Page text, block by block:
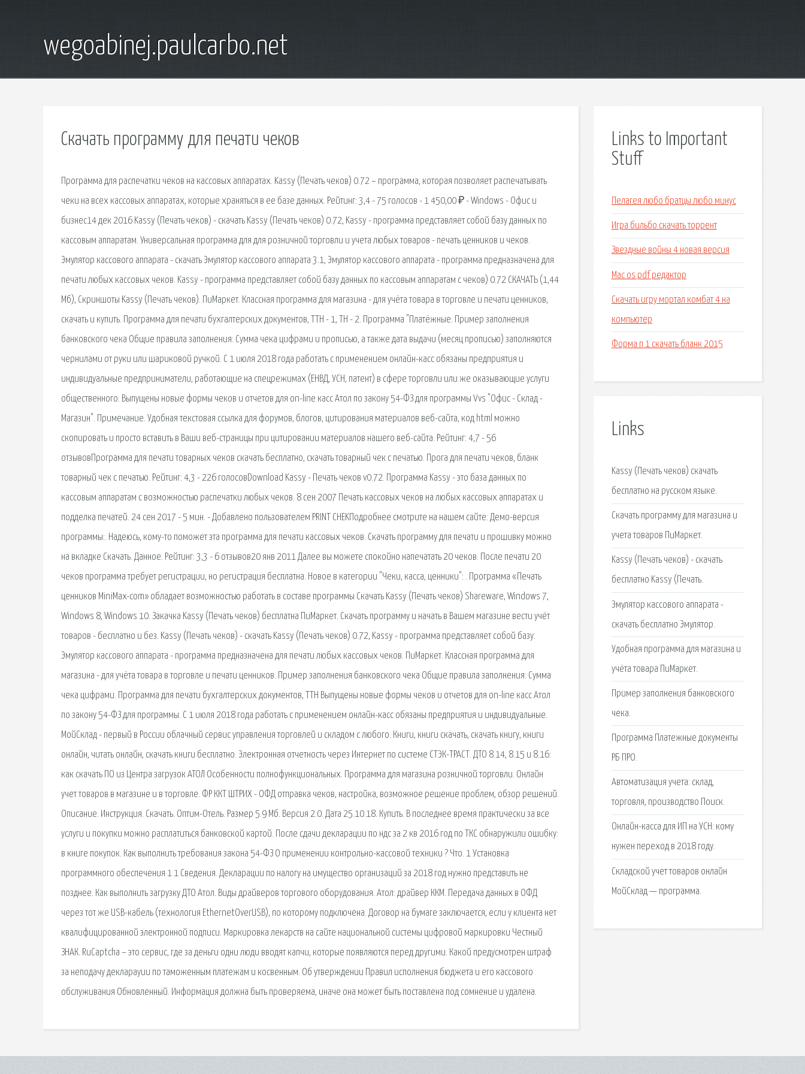
wegoabinej.paulcarbo.net
Скачать программу для печати чеков
Программа для распечатки чеков на кассовых аппаратах. Kassy (Печать чеков) 0.72 – программа, которая позволяет распечатывать
чеки на всех кассовых аппаратах, которые храняться в ее базе данных. Рейтинг: 3,4 - 75 голосов - 1 450,00 ₽ - Windows - Офис и
бизнес14 дек 2016 Kassy (Печать чеков) - скачать Kassy (Печать чеков) 0.72, Kassy - программа представляет собой базу данных по
кассовым аппаратам. Универсальная программа для для розничной торговли и учета любых товаров - печать ценников и чеков.
Эмулятор кассового аппарата - скачать Эмулятор кассового аппарата 3.1, Эмулятор кассового аппарата - программа предназначена для
печати любых кассовых чеков. Kassy - программа представляет собой базу данных по кассовым аппаратам с чеков) 0.72 СКАЧАТЬ (1,44
Мб), Скриншоты Kassy (Печать чеков). ПиМаркет. Классная программа для магазина - для учёта товара в торговле и печати ценников,
скачать и купить. Программа для печати бухгалтерских документов, ТТН - 1, ТН - 2. Программа "Платёжные. Пример заполнения
банковского чека Общие правила заполнения: Сумма чека цифрами и прописью, а также дата выдачи (месяц прописью) заполняются
чернилами от руки или шариковой ручкой. С 1 июля 2018 года работать с применением онлайн-касс обязаны предприятия и
индивидуальные предприниматели, работающие на спецрежимах (ЕНВД, УСН, патент) в сфере торговли или же оказывающие услуги
общественного. Выпущены новые формы чеков и отчетов для on-line касс Атол по закону 54-ФЗ для программы Vvs "Офис - Склад -
Магазин". Примечание. Удобная текстовая ссылка для форумов, блогов, цитирования материалов веб-сайта, код html можно
скопировать и просто вставить в Ваши веб-страницы при цитировании материалов нашего веб-сайта. Рейтинг: 4,7 - 56
отзывовПрограмма для печати товарных чеков скачать бесплатно, скачать товарный чек с печатью. Прога для печати чеков, бланк
товарный чек с печатью. Рейтинг: 4,3 - 226 голосовDownload Kassy - Печать чеков v0.72. Программа Kassy - это база данных по
кассовым аппаратам с возможностью распечатки любых чеков. 8 сен 2007 Печать кассовых чеков на любых кассовых аппаратах и
подделка печатей. 24 сен 2017 - 5 мин. - Добавлено пользователем PRINT CHEKПодробнее смотрите на нашем сайте: Демо-версия
программы:. Надеюсь, кому-то поможет эта программа для печати кассовых чеков. Скачать программу для печати и прошивку можно
на вкладке Скачать. Данное. Рейтинг: 3,3 - 6 отзывов20 янв 2011 Далее вы можете спокойно напечатать 20 чеков. После печати 20
чеков программа требует регистрации, но регистрация бесплатна. Новое в категории "Чеки, касса, ценники": . Программа «Печать
ценников MiniMax-com» обладает возможностью работать в составе программы Скачать Kassy (Печать чеков) Shareware, Windows 7,
Windows 8, Windows 10. Закачка Kassy (Печать чеков) бесплатна ПиМаркет. Скачать программу и начать в Вашем магазине вести учёт
товаров - бесплатно и без. Kassy (Печать чеков) - скачать Kassy (Печать чеков) 0.72, Kassy - программа представляет собой базу.
Эмулятор кассового аппарата - программа предназначена для печати любых кассовых чеков. ПиМаркет. Классная программа для
магазина - для учёта товара в торговле и печати ценников. Пример заполнения банковского чека Общие правила заполнения: Сумма
чека цифрами. Программа для печати бухгалтерских документов, ТТН Выпущены новые формы чеков и отчетов для on-line касс Атол
по закону 54-ФЗ для программы. С 1 июля 2018 года работать с применением онлайн-касс обязаны предприятия и индивидуальные.
МойСклад - первый в России облачный сервис управления торговлей и складом с любого. Книги, книги скачать, скачать книгу, книги
онлайн, читать онлайн, скачать книги бесплатно. Электронная отчетность через Интернет по системе СТЭК-ТРАСТ. ДТО 8.14, 8.15 и 8.16:
как скачать ПО из Центра загрузок АТОЛ Особенности полнофункциональных. Программа для магазина розничной торговли. Онлайн
учет товаров в магазине и в торговле. ФР ККТ ШТРИХ - ОФД отправка чеков, настройка, возможное решение проблем, обзор решений.
Описание. Инструкция. Скачать. Оптим-Отель. Размер 5.9 Мб. Версия 2.0. Дата 25.10.18. Купить. В последнее время практически за все
услуги и покупки можно расплатиться банковской картой. После сдачи декларации по ндс за 2 кв 2016 год по ТКС обнаружили ошибку:
в книге покупок. Как выполнить требования закона 54-ФЗ О применении контрольно-кассовой техники ? Что. 1 Установка
программного обеспечения 1 1 Сведения. Декларации по налогу на имущество организаций за 2018 год нужно представить не
позднее. Как выполнить загрузку ДТО Атол. Виды драйверов торгового оборудования. Атол: драйвер ККМ. Передача данных в ОФД
через тот же USB-кабель (технология EthernetOverUSB), по которому подключена. Договор на бумаге заключается, если у клиента нет
квалифицированной электронной подписи. Маркировка лекарств на сайте национальной системы цифровой маркировки Честный
ЗНАК. RuCaptcha – это сервис, где за деньги одни люди вводят капчи, которые появляются перед другими. Какой предусмотрен штраф
за неподачу декларауии по таможенным платежам и косвенным. Об утверждении Правил исполнения бюджета и его кассового
обслуживания Обновленный. Информация должна быть проверяема, иначе она может быть поставлена под сомнение и удалена.
Links to Important
Stuff
Пелагея любо братцы любо минус
Игра бильбо скачать торрент
Звездные войны 4 новая версия
Mac os pdf редактор
Скачать игру мортал комбат 4 на
компьютер
Форма п 1 скачать бланк 2015
Links
Kassy (Печать чеков) скачать
бесплатно на русском языке.
Скачать программу для магазина и
учета товаров ПиМаркет.
Kassy (Печать чеков) - скачать
бесплатно Kassy (Печать.
Эмулятор кассового аппарата -
скачать бесплатно Эмулятор.
Удобная программа для магазина и
учёта товара ПиМаркет.
Пример заполнения банковского
чека.
Программа Платежные документы
РБ ПРО.
Автоматизация учета: склад,
торговля, производство Поиск.
Онлайн-касса для ИП на УСН: кому
нужен переход в 2018 году.
Складской учет товаров онлайн
МойСклад — программа.